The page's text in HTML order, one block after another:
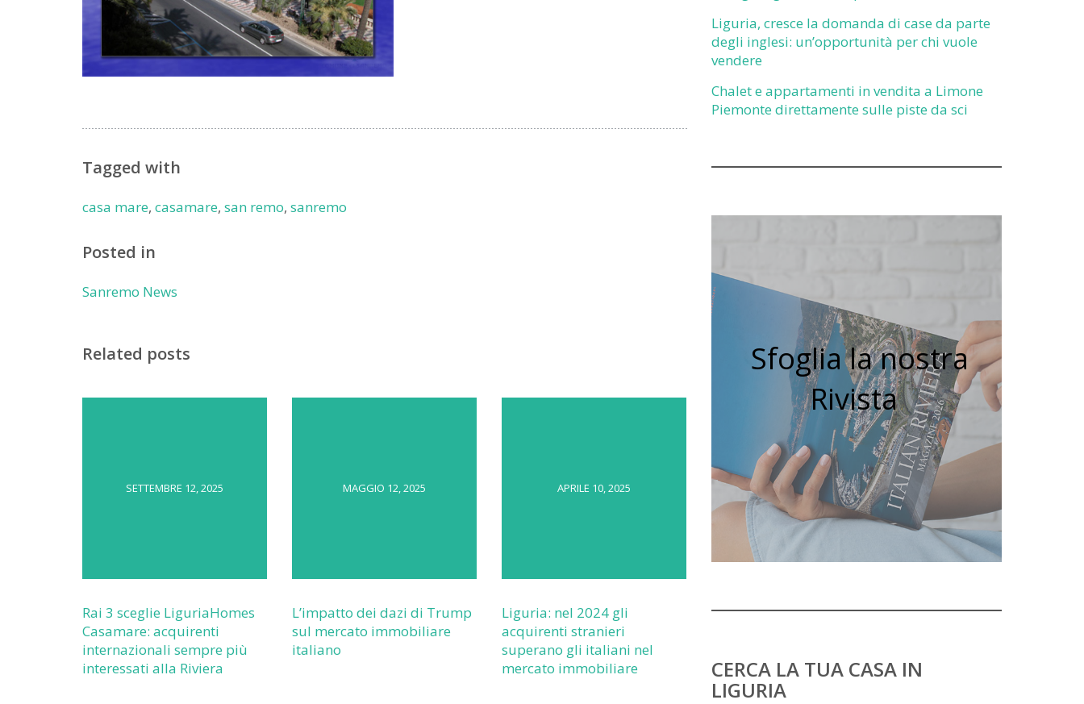
Tagged with
casa mare, casamare, san remo, sanremo
Posted in
Sanremo News
Related posts
SETTEMBRE 12, 2025
Rai 3 sceglie LiguriaHomes
Casamare: acquirenti
internazionali sempre più
interessati alla Riviera
MAGGIO 12, 2025
L’impatto dei dazi di Trump
sul mercato immobiliare
italiano
APRILE 10, 2025
Liguria: nel 2024 gli
acquirenti stranieri
superano gli italiani nel
mercato immobiliare
Liguria, cresce la domanda di case da parte
degli inglesi: un’opportunità per chi vuole
vendere
Chalet e appartamenti in vendita a Limone
Piemonte direttamente sulle piste da sci
Sfoglia la nostra
Rivista
CERCA LA TUA CASA IN
LIGURIA